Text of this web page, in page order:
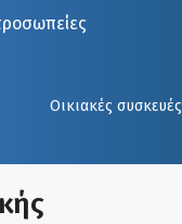
Οικιακές συσκευές